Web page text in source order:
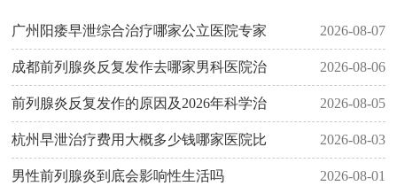
广州阳痿早泄综合治疗哪家公立医院专家 2026-08-07
成都前列腺炎反复发作去哪家男科医院治 2026-08-06
前列腺炎反复发作的原因及2026年科学治 2026-08-05
杭州早泄治疗费用大概多少钱哪家医院比 2026-08-03
男性前列腺炎到底会影响性生活吗 2026-08-01